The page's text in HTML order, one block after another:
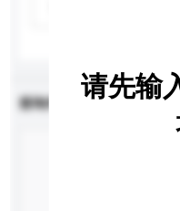
查询内容
请先输